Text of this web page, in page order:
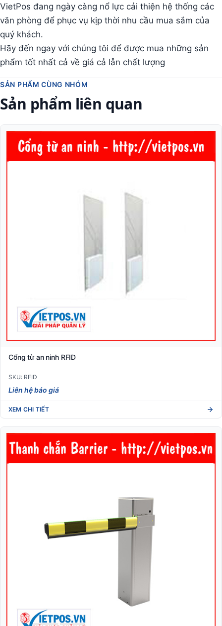
VietPos đang ngày càng nổ lực cải thiện hệ thống các
văn phòng để phục vụ kịp thời nhu cầu mua sắm của
quý khách.
Hãy đến ngay với chúng tôi để được mua những sản
phẩm tốt nhất cả về giá cả lẫn chất lượng
SẢN PHẨM CÙNG NHÓM
Sản phẩm liên quan
Cổng từ an ninh RFID
SKU: RFID
Liên hệ báo giá
XEM CHI TIẾT